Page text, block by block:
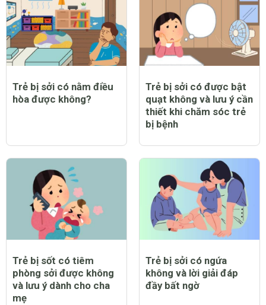
Trẻ bị sởi có nằm điều
hòa được không?
Trẻ bị sởi có được bật
quạt không và lưu ý cần
thiết khi chăm sóc trẻ
bị bệnh
Trẻ bị sốt có tiêm
phòng sởi được không
và lưu ý dành cho cha
mẹ
Trẻ bị sởi có ngứa
không và lời giải đáp
đầy bất ngờ